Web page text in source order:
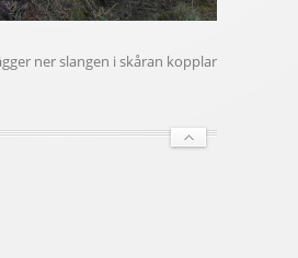
ner slangen i skåran kopplar